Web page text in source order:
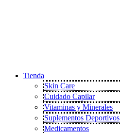
Tienda
Skin Care
Cuidado Capilar
Vitaminas y Minerales
Suplementos Deportivos
Medicamentos